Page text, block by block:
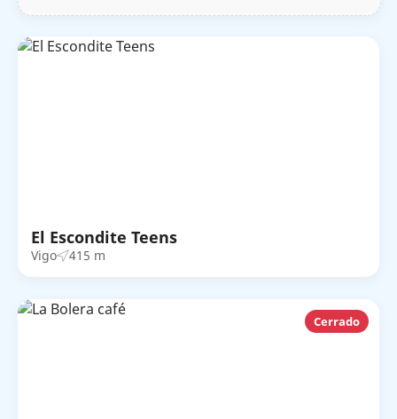
El Escondite Teens
Vigo 415 m
Cerrado